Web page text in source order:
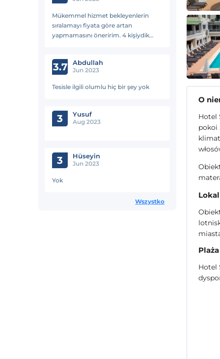
Mükemmel hizmet bekleyenlerin
sıralamayı fiyata göre artan
yapmamasını öneririm. 4 kişiydik
fiyatına göre gayet yeterli. Biz
memnunuz.
3.7 Abdullah
Jun 2023
Tesisle ilgili olumlu hiç bir şey yok
3 Yusuf
Aug 2023
3 Hüseyin
Jun 2023
Yok
Wszystko
O
Hotel
pokoi
Plaża
Hotel